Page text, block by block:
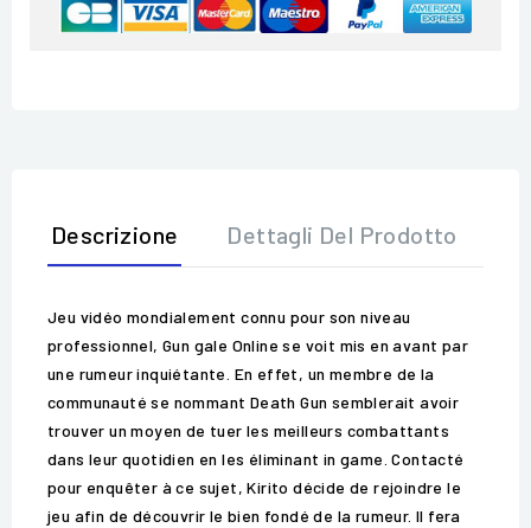
Descrizione Dettagli Del Prodotto
Jeu vidéo mondialement connu pour son niveau
professionnel, Gun gale Online se voit mis en avant par
une rumeur inquiétante. En effet, un membre de la
communauté se nommant Death Gun semblerait avoir
trouver un moyen de tuer les meilleurs combattants
dans leur quotidien en les éliminant in game. Contacté
pour enquêter à ce sujet, Kirito décide de rejoindre le
jeu afin de découvrir le bien fondé de la rumeur. Il fera